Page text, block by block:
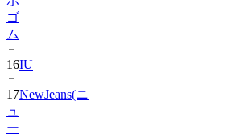
ゴ
ム
16IU
17NewJeans(ニ
ュ
ー